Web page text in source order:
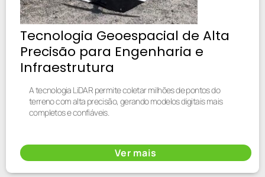
Tecnologia Geoespacial de Alta
Precisão para Engenharia e
Infraestrutura
A tecnologia LiDAR permite coletar milhões de pontos do
terreno com alta precisão, gerando modelos digitais mais
completos e confiáveis.
Ver mais